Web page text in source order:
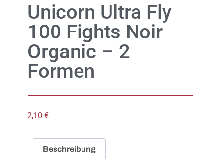
Unicorn Ultra Fly
100 Fights Noir
Organic – 2
Formen
2,10 €
Beschreibung